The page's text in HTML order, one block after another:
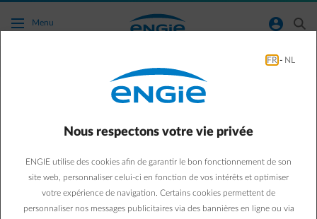
Accéder au contenu principal
Menu normal-account-circle search
Autres
Combien vous coûte votre
maison par an ?
FR - NL
Nous respectons votre vie privée
ENGIE utilise des cookies afin de garantir le bon fonctionnement de son
site web, personnaliser celui-ci en fonction de vos intérêts et optimiser
votre expérience de navigation. Certains cookies permettent de
personnaliser nos messages publicitaires via des bannières en ligne ou via